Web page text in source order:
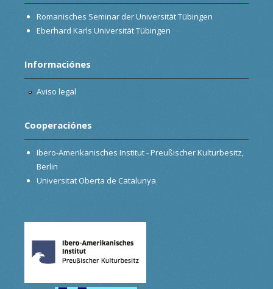
Romanisches Seminar der Universität Tübingen
Eberhard Karls Universität Tübingen
Informaciónes
Aviso legal
Cooperaciónes
Ibero-Amerikanisches Institut - Preußischer Kulturbesitz,
Berlin
Universitat Oberta de Catalunya